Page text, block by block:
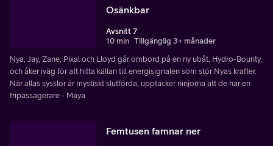
Osänkbar
Avsnitt 7
10 min Tillgänglig 3+ månader
Nya, Jay, Zane, Pixal och Lloyd går ombord på en ny ubåt, Hydro-Bounty,
och åker iväg för att hitta källan till energisignalen som stör Nyas krafter.
När allas sysslor är mystiskt slutförda, upptäcker ninjorna att de har en
fripassagerare - Maya.
Femtusen famnar ner